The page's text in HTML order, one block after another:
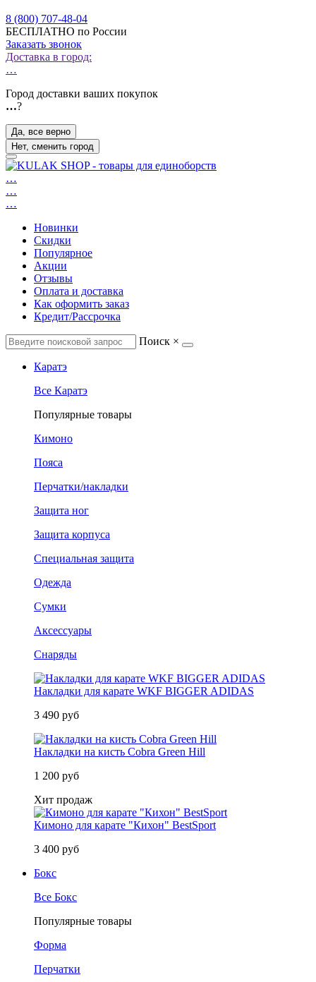
8 (800) 707-48-04
БЕСПЛАТНО по России
Заказать звонок
Доставка в город:
…
Город доставки ваших покупок
…?
Да, все верно
Нет, сменить город
…
…
…
Новинки
Скидки
Популярное
Акции
Отзывы
Оплата и доставка
Как оформить заказ
Кредит/Рассрочка
Поиск ×
Каратэ
Все Каратэ
Популярные товары
Кимоно
Пояса
Перчатки/накладки
Защита ног
Защита корпуса
Специальная защита
Одежда
Сумки
Аксессуары
Снаряды
Накладки для карате WKF BIGGER ADIDAS
3 490 руб
Накладки на кисть Cobra Green Hill
1 200 руб
Хит продаж
Кимоно для карате "Кихон" BestSport
3 400 руб
Бокс
Все Бокс
Популярные товары
Форма
Перчатки